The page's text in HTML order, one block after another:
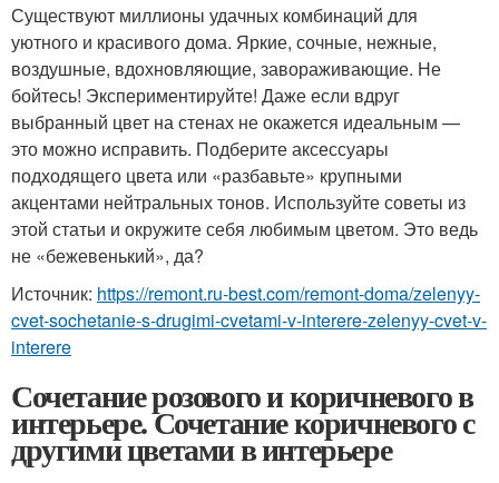
Существуют миллионы удачных комбинаций для
уютного и красивого дома. Яркие, сочные, нежные,
воздушные, вдохновляющие, завораживающие. Не
бойтесь! Экспериментируйте! Даже если вдруг
выбранный цвет на стенах не окажется идеальным —
это можно исправить. Подберите аксессуары
подходящего цвета или «разбавьте» крупными
акцентами нейтральных тонов. Используйте советы из
этой статьи и окружите себя любимым цветом. Это ведь
не «бежевенький», да?
Источник: https://remont.ru-best.com/remont-doma/zelenyy-
cvet-sochetanie-s-drugimi-cvetami-v-interere-zelenyy-cvet-v-
interere
Сочетание розового и коричневого в
интерьере. Сочетание коричневого с
другими цветами в интерьере